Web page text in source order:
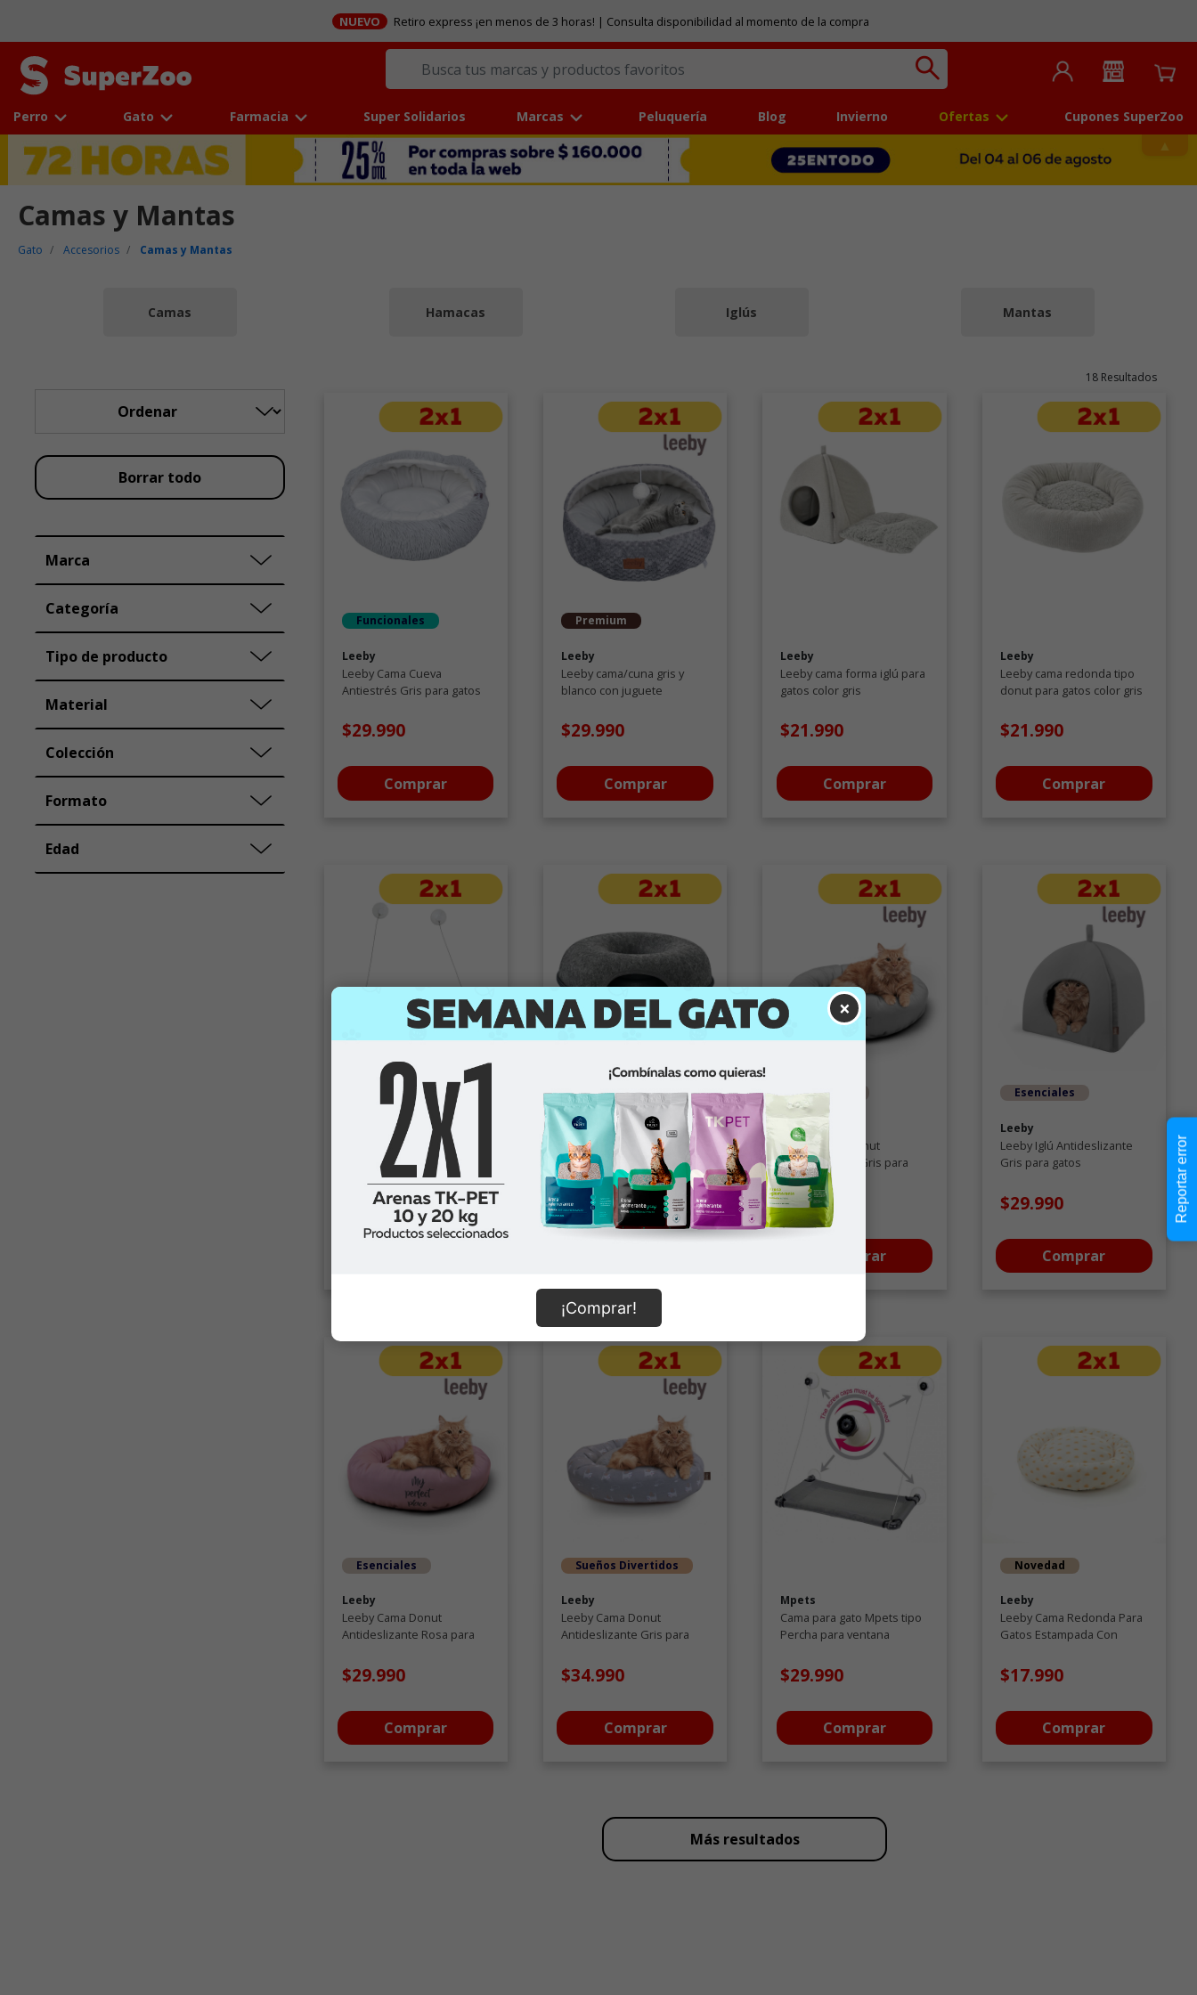
NUEVO Retiro express ¡en menos de 3 horas! | Consulta disponibilidad al momento de la compra
Perro Gato Farmacia Super Solidarios Marcas Peluquería Blog Invierno Ofertas Cupones SuperZoo
×
¡Comprar!
Camas y Mantas
Gato Accesorios Camas y Mantas
Camas Hamacas Iglús Mantas
18 Resultados
Borrar todo
Marca
Categoría
Tipo de producto
Material
Colección
Formato
Edad
Funcionales
Leeby
Leeby Cama Cueva
Antiestrés Gris para gatos
$29.990
Comprar
Premium
Leeby
Leeby cama/cuna gris y
blanco con juguete
$29.990
Comprar
Leeby
Leeby cama forma iglú para
gatos color gris
$21.990
Comprar
Leeby
Leeby cama redonda tipo
donut para gatos color gris
$21.990
Comprar
Novedad
Leeby Cama Hamaca para
ventana leeby en color
negro para gatos
$19.990
Novedad
Leeby
Leeby Cama Forma Tunel
Para Gatos Con Fieltro Gris
$16.990
Esenciales
Leeby
Leeby Cama Donut
Antideslizante Gris para
gatos
$29.990
Comprar
Esenciales
Leeby
Leeby Iglú Antideslizante
Gris para gatos
$29.990
Comprar
Esenciales
Leeby
Leeby Cama Donut
Antideslizante Rosa para
$29.990
Comprar
Sueños Divertidos
Leeby
Leeby Cama Donut
Antideslizante Gris para
$34.990
Comprar
Mpets
Cama para gato Mpets tipo
Percha para ventana
$29.990
Comprar
Novedad
Leeby
Leeby Cama Redonda Para
Gatos Estampada Con
$17.990
Comprar
Más resultados
Reportar error